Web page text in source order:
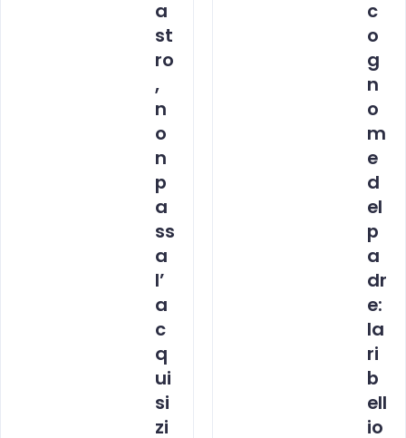
a
st
ro
,
n
o
n
p
a
ss
a
l’
a
c
q
ui
si
zi
c
o
g
n
o
m
e
d
el
p
a
dr
e:
la
ri
b
ell
io